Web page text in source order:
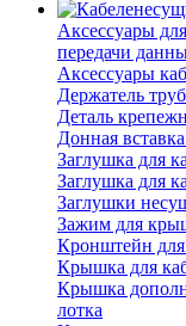
Аксессуары
передачи
Аксессуары
Держатель
Деталь
Донная
Заглушка для
Заглушка для
Заглушки
Зажим для
Кронштейн для
Крышка для
Крышка
лотка